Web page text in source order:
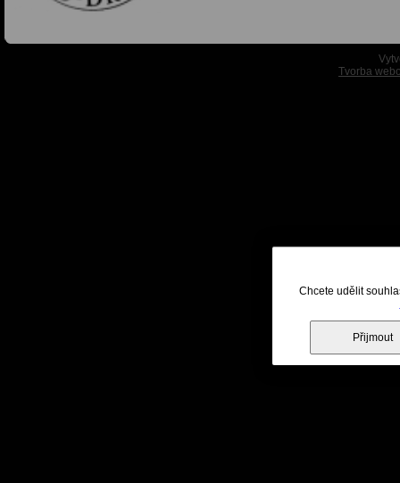
Tvorba
Chcete udělit
Přijmout